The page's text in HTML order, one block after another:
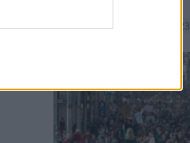
15:13 - 15 Σεπτεμβρίου 2023